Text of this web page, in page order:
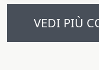
VEDI PIÙ